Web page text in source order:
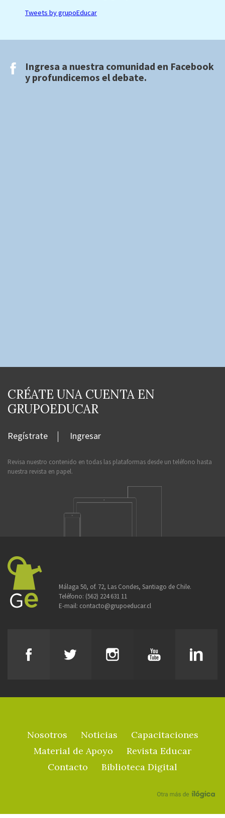
Tweets by grupoEducar
Ingresa a nuestra comunidad en Facebook
y profundicemos el debate.
CRÉATE UNA CUENTA EN
GRUPOEDUCAR
Regístrate Ingresar
Revisa nuestro contenido en todas las plataformas desde un teléfono hasta
nuestra revista en papel.
Málaga 50, of. 72, Las Condes, Santiago de Chile.
Teléfono: (562) 224 631 11
E-mail: contacto@grupoeducar.cl
Nosotros Noticias
Capacitaciones
Material de Apoyo
Revista Educar
Contacto
Biblioteca Digital